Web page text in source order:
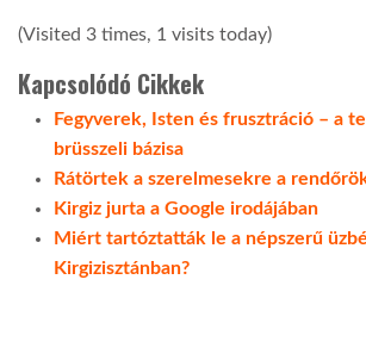
(Visited 3 times, 1 visits today)
Kapcsolódó Cikkek
Fegyverek, Isten és frusztráció – a
brüsszeli bázisa
Rátörtek a szerelmesekre a
Kirgiz jurta a Google irodájában
Miért tartóztatták le a népszerű
Kirgizisztánban?